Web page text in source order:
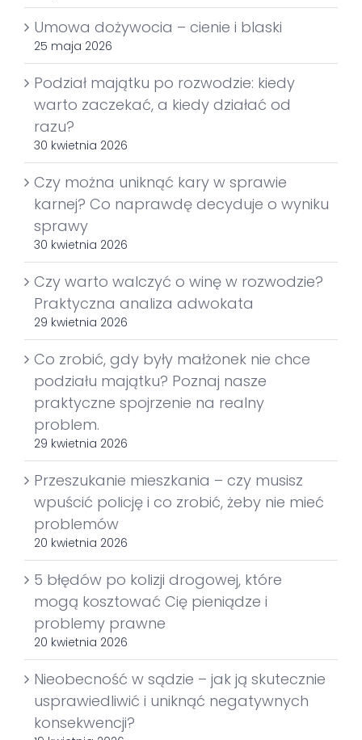
Umowa dożywocia – cienie i blaski
25 maja 2026
Podział majątku po rozwodzie: kiedy
warto zaczekać, a kiedy działać od
razu?
30 kwietnia 2026
Czy można uniknąć kary w sprawie
karnej? Co naprawdę decyduje o wyniku
sprawy
30 kwietnia 2026
Czy warto walczyć o winę w rozwodzie?
Praktyczna analiza adwokata
29 kwietnia 2026
Co zrobić, gdy były małżonek nie chce
podziału majątku? Poznaj nasze
praktyczne spojrzenie na realny
problem.
29 kwietnia 2026
Przeszukanie mieszkania – czy musisz
wpuścić policję i co zrobić, żeby nie mieć
problemów
20 kwietnia 2026
5 błędów po kolizji drogowej, które
mogą kosztować Cię pieniądze i
problemy prawne
20 kwietnia 2026
Nieobecność w sądzie – jak ją skutecznie
usprawiedliwić i uniknąć negatywnych
konsekwencji?